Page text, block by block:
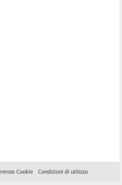
Cookie Condizioni di utilizzo